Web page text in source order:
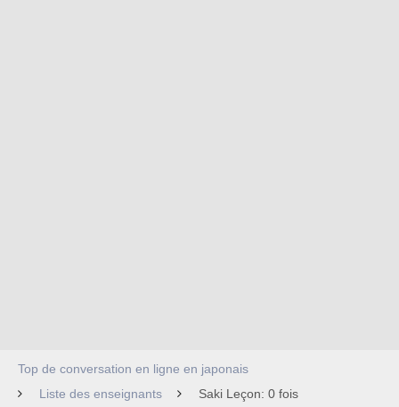
Top de conversation en ligne en japonais
Liste des enseignants
Saki Leçon: 0 fois